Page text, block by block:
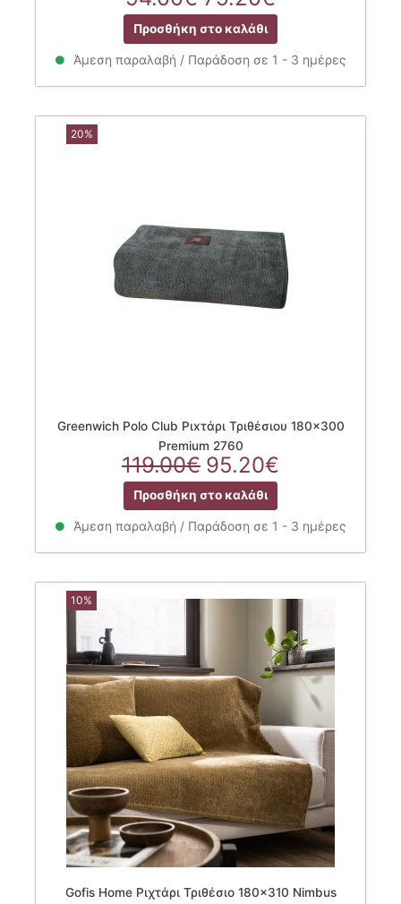
price
was:
94.00€.
τρέχουσα
τιμή
είναι:
75.20€.
Προσθήκη στο καλάθι
Άμεση παραλαβή / Παράδοση σε 1 - 3 ημέρες
20%
Greenwich Polo Club Ριxτάρι Τριθέσιου 180×300
Premium 2760
119.00€ Original
price
was:
119.00€.
95.20€
είναι:
Προσθήκη στο καλάθι
Άμεση παραλαβή / Παράδοση σε 1 - 3 ημέρες
10%
Gofis Home Ριχτάρι Τριθέσιο 180×310 Nimbus